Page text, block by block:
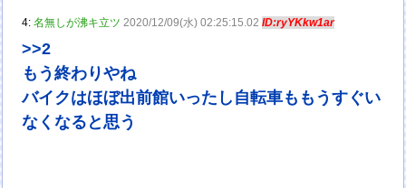
4:名無しが沸キ立ツ 2020/12/09(水) 02:25:15.02ID:ryYKkw1ar
>>2
もう終わりやね
バイクはほぼ出前館いったし自転車ももうすぐい
なくなると思う